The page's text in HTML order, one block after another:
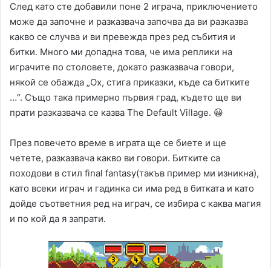
След като сте добавили поне 2 играча, приключението
може да започне и разказвача започва да ви разказва
какво се случва и ви превежда през ред събития и
битки. Много ми допадна това, че има реплики на
играчите по столовете, докато разказвача говори,
някой се обажда „Ох, стига приказки, къде са битките
…“. Също така примерно първия град, където ще ви
прати разказвача се казва The Default Village. 😀
През повечето време в играта ще се биете и ще
четете, разказвача какво ви говори. Битките са
походови в стил final fantasy(такъв пример ми изникна),
като всеки играч и гадинка си има ред в битката и като
дойде съответния ред на играч, се избира с каква магия
и по кой да я запрати.